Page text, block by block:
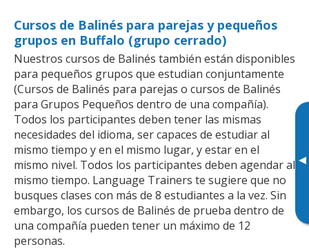
▸
Cursos de Balinés para parejas y pequeños
grupos en Buffalo (grupo cerrado)
Nuestros cursos de Balinés también están disponibles
para pequeños grupos que estudian conjuntamente
(Cursos de Balinés para parejas o cursos de Balinés
para Grupos Pequeños dentro de una compañía).
Todos los participantes deben tener las mismas
necesidades del idioma, ser capaces de estudiar al
mismo tiempo y en el mismo lugar, y estar en el
mismo nivel. Todos los participantes deben agendar al
mismo tiempo. Language Trainers te sugiere que no
busques clases con más de 8 estudiantes a la vez. Sin
embargo, los cursos de Balinés de prueba dentro de
una compañía pueden tener un máximo de 12
personas.